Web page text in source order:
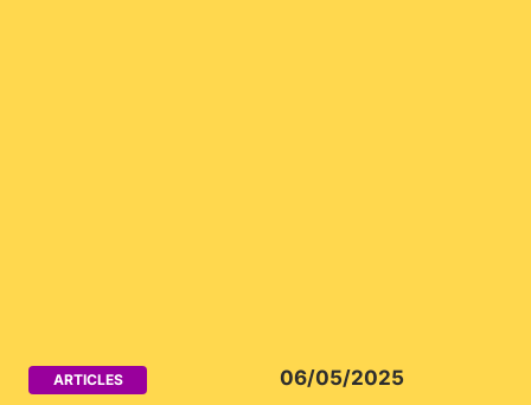
ARTICLES 06/05/2025